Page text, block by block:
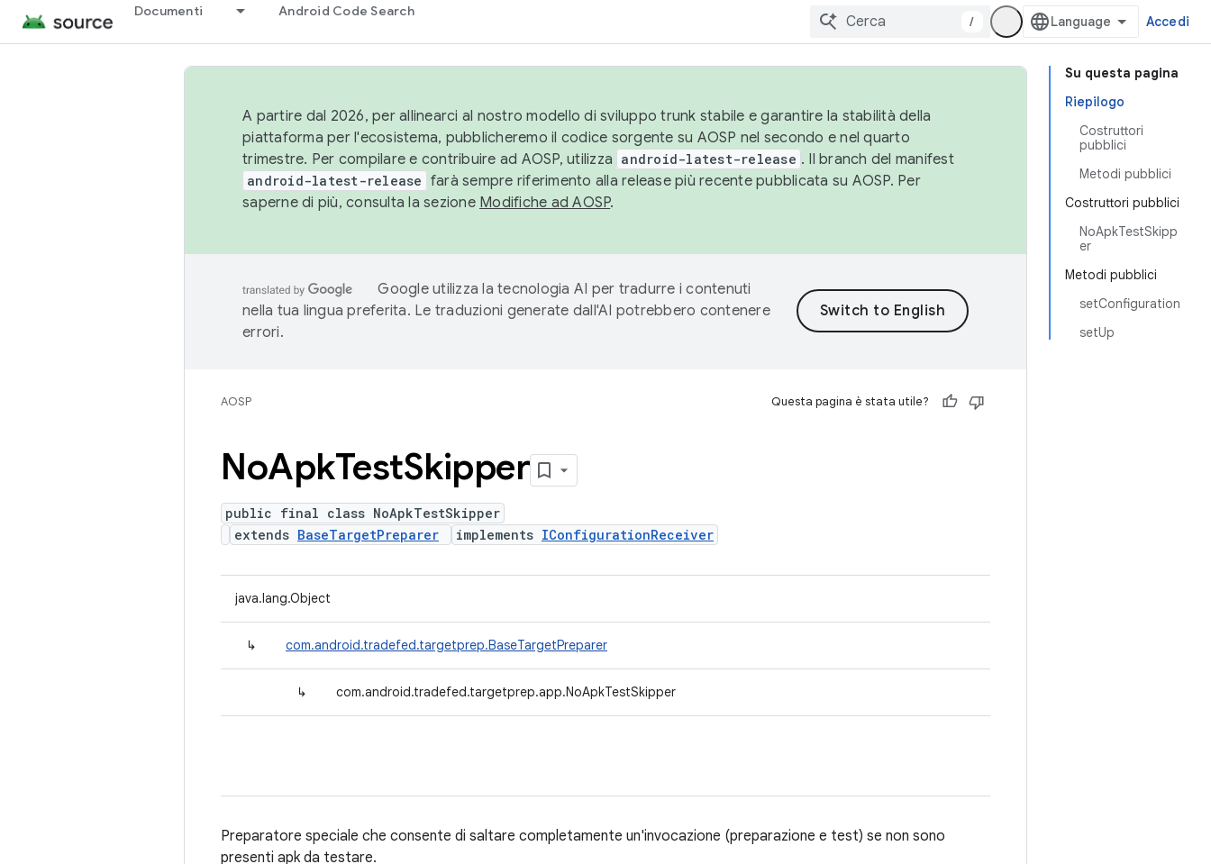
Documenti Android Code Search
/ Accedi
Su questa pagina
Riepilogo
Costruttori
pubblici
Metodi pubblici
Costruttori pubblici
NoApkTestSkipp
er
Metodi pubblici
setConfiguration
setUp
A partire dal 2026, per allinearci al nostro modello di sviluppo trunk stabile e garantire la stabilità della
piattaforma per l'ecosistema, pubblicheremo il codice sorgente su AOSP nel secondo e nel quarto
trimestre. Per compilare e contribuire ad AOSP, utilizza android-latest-release . Il branch del manifest
android-latest-release farà sempre riferimento alla release più recente pubblicata su AOSP. Per
saperne di più, consulta la sezione Modifiche ad AOSP.
Google utilizza la tecnologia AI per tradurre i contenuti
nella tua lingua preferita. Le traduzioni generate dall'AI potrebbero contenere
errori.
AOSP Questa pagina è stata utile?
NoApkTestSkipper
public final class NoApkTestSkipper
extends BaseTargetPreparer implements IConfigurationReceiver
java.lang.Object
↳ com.android.tradefed.targetprep.BaseTargetPreparer
↳ com.android.tradefed.targetprep.app.NoApkTestSkipper
Preparatore speciale che consente di saltare completamente un'invocazione (preparazione e test) se non sono
presenti apk da testare.